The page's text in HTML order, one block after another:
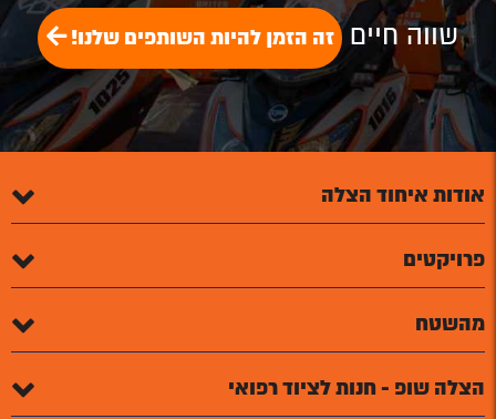
שווה חיים זה הזמן להיות השותפים שלנו!
אודות איחוד הצלה
פרויקטים
מהשטח
הצלה שופ - חנות לציוד רפואי